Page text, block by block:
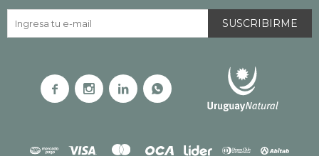
SUSCRIBIRME
   